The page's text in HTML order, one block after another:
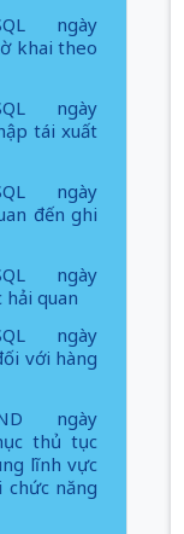
ngày
khai theo
ngày
tái xuất
ngày
đến ghi
ngày
quan
ngày
với hàng
ngày
thủ tục
lĩnh vực
chức năng